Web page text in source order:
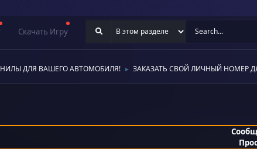
Скачать Игру
ДЛЯ ВАШЕГО АВТОМОБИЛЯ! ► ЗАКАЗАТЬ СВОЙ ЛИЧНЫЙ НОМЕР